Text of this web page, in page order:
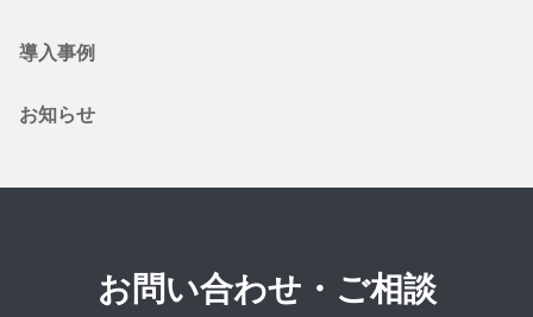
導入事例
お知らせ
お問い合わせ・ご相談